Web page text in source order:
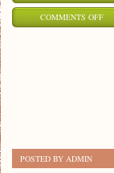
COMMENTS OFFON
POSTED BY ADMIN